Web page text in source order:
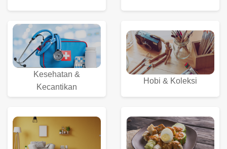
Kesehatan &
Kecantikan
Hobi & Koleksi